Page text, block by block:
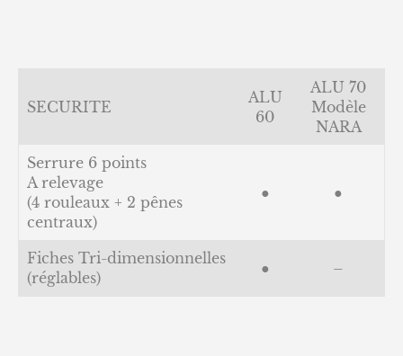
SECURITE
ALU
60
ALU 70
Modèle
NARA
Serrure 6 points
A relevage
(4 rouleaux + 2 pênes
centraux)
● ●
Fiches Tri-dimensionnelles
(réglables)
● –